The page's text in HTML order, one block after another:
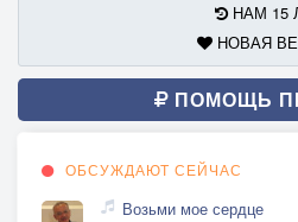
НАМ 15
НОВАЯ
ПОМОЩЬ
ОБСУЖДАЮТ СЕЙЧАС
Возьми мое сердце